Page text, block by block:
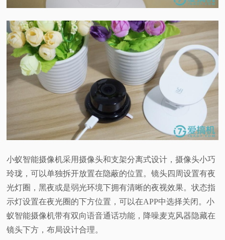
小蚁智能摄像机采用摄像头和支架分离式设计，摄像头小巧
玲珑，可以单独拆开放置在隐蔽的位置。镜头四周设置有夜
光灯圈，黑夜或是弱光环境下拥有清晰的夜视效果。状态指
示灯设置在夜光圈的下方位置，可以在APP中选择关闭。小
蚁智能摄像机带有双向语音通话功能，降噪麦克风器隐藏在
镜头下方，布局设计合理。